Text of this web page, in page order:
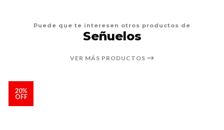
Puede que te interesen otros productos de
Señuelos
VER MÁS PRODUCTOS
20%
OFF